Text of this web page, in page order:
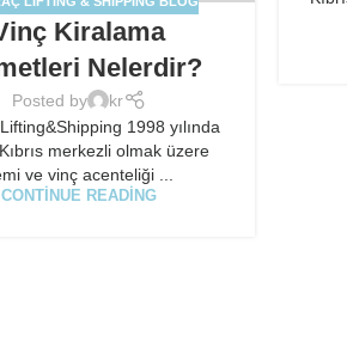
Kiralama
Nelerdir?
Posted by
kr
1998 yılında
merkezli olmak üzere
ve vinç acenteliği ...
CONTINUE READING